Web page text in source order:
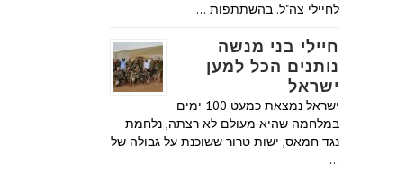
לחיילי צה"ל. בהשתתפות …
חיילי בני מנשה
נותנים הכל למען
ישראל
ישראל נמצאת כמעט 100 ימים
במלחמה שהיא מעולם לא רצתה, נלחמת
נגד חמאס, ישות טרור ששוכנת על גבולה של
…